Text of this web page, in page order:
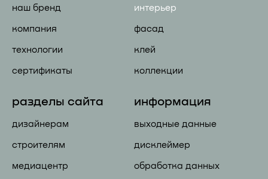
наш бренд
компания
технологии
сертификаты
интерьер
фасад
клей
коллекции
разделы сайта
дизайнерам
строителям
медиацентр
информация
выходные данные
дисклеймер
обработка данных